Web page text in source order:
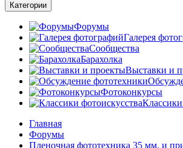
Категории
Форумы
Галерея
Сообщества
Барахолка
Выставки и
Фотоконкурсы
Главная
Форумы
Пленочная фототехника 35 мм. и